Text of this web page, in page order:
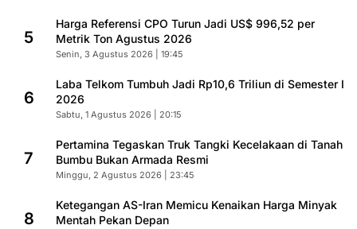
5
Harga Referensi CPO Turun Jadi US$ 996,52 per
Metrik Ton Agustus 2026
Senin, 3 Agustus 2026 | 19:45
6
Laba Telkom Tumbuh Jadi Rp10,6 Triliun di Semester I
2026
Sabtu, 1 Agustus 2026 | 20:15
7
Pertamina Tegaskan Truk Tangki Kecelakaan di Tanah
Bumbu Bukan Armada Resmi
Minggu, 2 Agustus 2026 | 23:45
8
Ketegangan AS-Iran Memicu Kenaikan Harga Minyak
Mentah Pekan Depan